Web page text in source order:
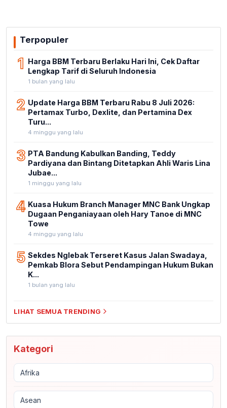
Terpopuler
1 Harga BBM Terbaru Berlaku Hari Ini, Cek Daftar
Lengkap Tarif di Seluruh Indonesia
1 bulan yang lalu
2 Update Harga BBM Terbaru Rabu 8 Juli 2026:
Pertamax Turbo, Dexlite, dan Pertamina Dex
Turu...
4 minggu yang lalu
3 PTA Bandung Kabulkan Banding, Teddy
Pardiyana dan Bintang Ditetapkan Ahli Waris Lina
Jubae...
1 minggu yang lalu
4 Kuasa Hukum Branch Manager MNC Bank Ungkap
Dugaan Penganiayaan oleh Hary Tanoe di MNC
Towe
4 minggu yang lalu
5 Sekdes Nglebak Terseret Kasus Jalan Swadaya,
Pemkab Blora Sebut Pendampingan Hukum Bukan
K...
1 bulan yang lalu
LIHAT SEMUA TRENDING
Kategori
Afrika
Asean